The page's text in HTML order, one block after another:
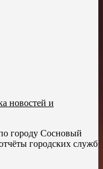
новостей и
городу Сосновый
городских служб